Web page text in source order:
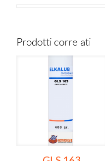
Prodotti correlati